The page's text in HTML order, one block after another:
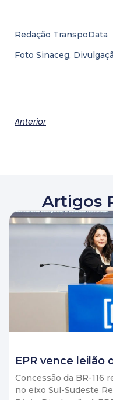
Redação TranspoData
Foto Sinaceg,
Anterior
Artigos
EPR vence leilão
Concessão da BR-116
no eixo Sul-Sudeste